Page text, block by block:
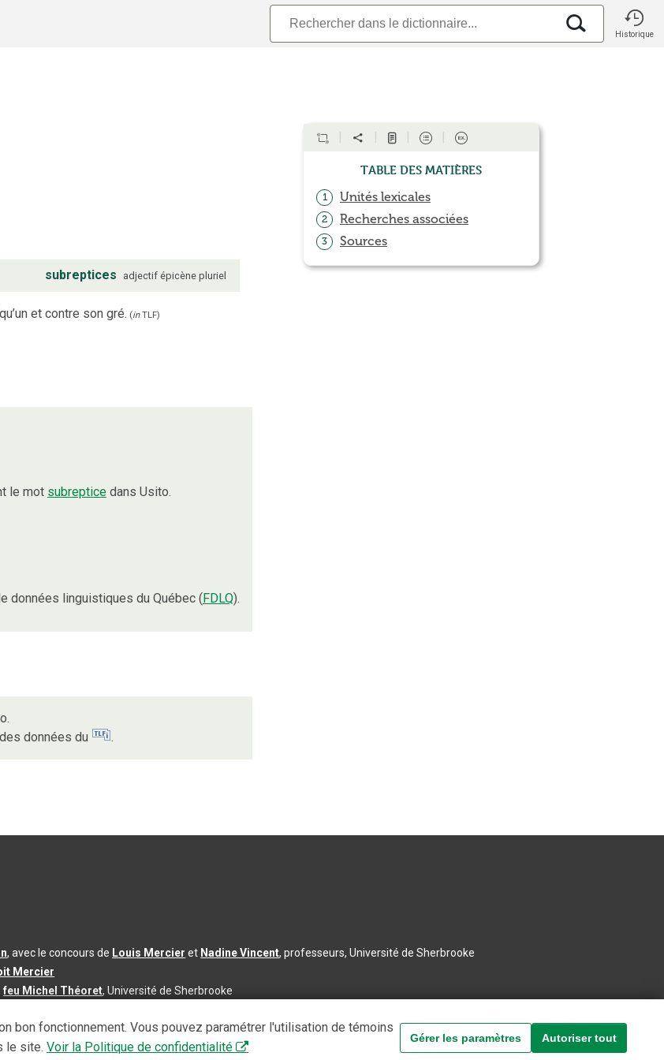
Historique
subreptices adjectif épicène pluriel
et contre son gré. (inTLF)
le mot subreptice dans Usito.
données linguistiques du Québec (FDLQ).
données du
.
Table des matières
1 Unités lexicales
2 Recherches associées
3 Sources
, avec le concours de Louis Mercier et Nadine Vincent, professeurs, Université de Sherbrooke
Mercier
feu Michel Théoret, Université de Sherbrooke
contenu :2026-08-03
bon fonctionnement. Vous pouvez paramétrer l'utilisation de témoins
le site. Voir la Politique de confidentialité
Gérer les paramètres Autoriser tout